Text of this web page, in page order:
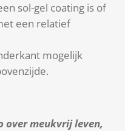
sol-gel coating is of
een relatief
mogelijk
overmeukvrij leven,